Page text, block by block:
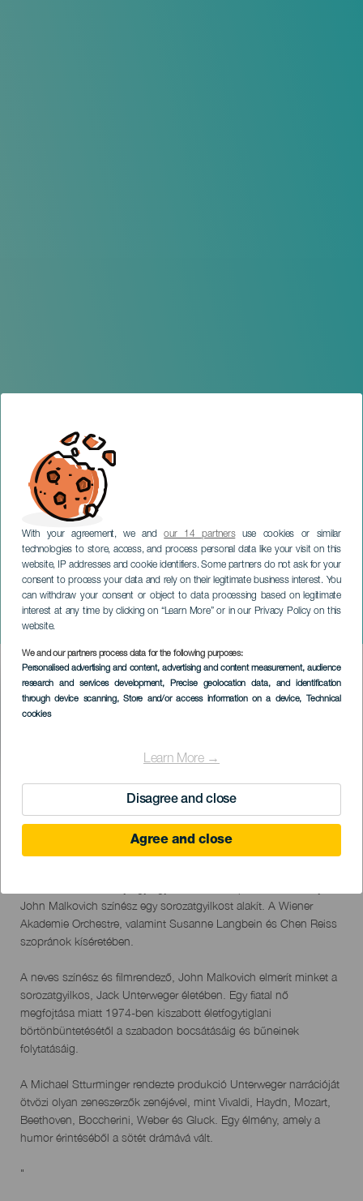
With your agreement, we andour 14 partnersuse cookies or similar
technologies to store, access, and process personal data like your visit on this
website, IP addresses and cookie identifiers. Some partners do not ask for your
consent to process your data and rely on their legitimate business interest. You
can withdraw your consent or object to data processing based on legitimate
interest at any time by clicking on “Learn More” or in our Privacy Policy on this
website.
We and our partners process data for the following purposes:
Personalised advertising and content, advertising and content measurement, audience
research and services development, Precise geolocation data, and identification
through device scanning, Store and/or access information on a device, Technical
cookies
Learn More →
Disagree and close
Agree and close
Musical The Infernal Comedy
con John Malkovich.Tenerife
TENERIFE
Imagen
Listado
KORÁBBI ESEMÉNY
del
evento
John Malkovich színész egy sorozatgyilkost alakít. A Wiener
Akademie Orchestre, valamint Susanne Langbein és Chen Reiss
szopránok kíséretében.
A neves színész és filmrendező, John Malkovich elmerít minket a
sorozatgyilkos, Jack Unterweger életében. Egy fiatal nő
megfojtása miatt 1974-ben kiszabott életfogytiglani
börtönbüntetésétől a szabadon bocsátásáig és bűneinek
folytatásáig.
A Michael Stturminger rendezte produkció Unterweger narrációját
ötvözi olyan zeneszerzők zenéjével, mint Vivaldi, Haydn, Mozart,
Beethoven, Boccherini, Weber és Gluck. Egy élmény, amely a
humor érintéséből a sötét drámává vált.
"